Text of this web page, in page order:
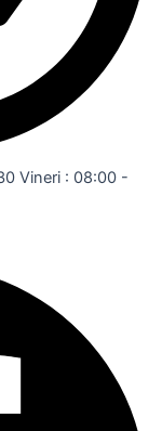
Vineri : 08:00 -